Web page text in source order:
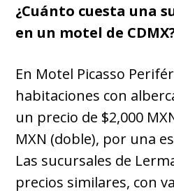
¿Cuánto cuesta una
en un motel de
En Motel Picasso
habitaciones con
un precio de $2,000
MXN (doble), por una
Las sucursales de
precios similares, con